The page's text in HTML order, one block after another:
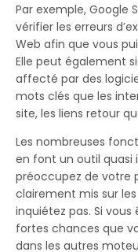
Par exemple, Google
vérifier les erreurs
Web afin que vous
Elle peut également
affecté par des
mots clés que les
site, les liens retour
Les nombreuses
en font un outil quasi
préoccupez de votre
clairement mis sur
inquiétez pas. Si vous
fortes chances que
dans les autres